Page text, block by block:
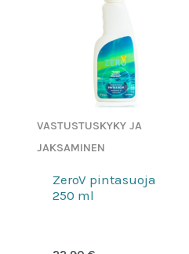
VASTUSTUSKYKY JA
JAKSAMINEN
ZeroV pintasuoja
250 ml